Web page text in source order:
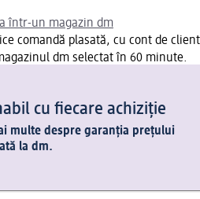
într-un magazin dm
comandă plasată, cu cont de client
dm selectat în 60 minute.
cu fiecare achiziție
multe despre garanția prețului
la dm.